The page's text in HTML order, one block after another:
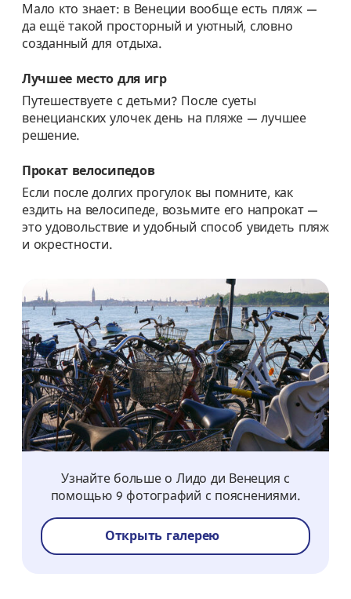
Мало кто знает: в Венеции вообще есть пляж —
да ещё такой просторный и уютный, словно
созданный для отдыха.
Лучшее место для игр
Путешествуете с детьми? После суеты
венецианских улочек день на пляже — лучшее
решение.
Прокат велосипедов
Если после долгих прогулок вы помните, как
ездить на велосипеде, возьмите его напрокат —
это удовольствие и удобный способ увидеть пляж
и окрестности.
Узнайте больше о Лидо ди Венеция с
помощью 9 фотографий с пояснениями.
Открыть галерею